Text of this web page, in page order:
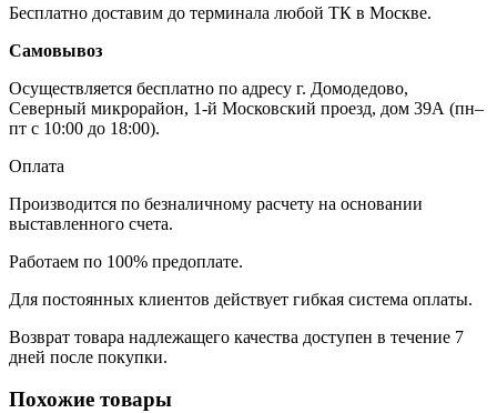
Бесплатно доставим до терминала любой ТК в Москве.
Самовывоз
Осуществляется бесплатно по адресу г. Домодедово,
Северный микрорайон, 1-й Московский проезд, дом 39А (пн–
пт с 10:00 до 18:00).
Оплата
Производится по безналичному расчету на основании
выставленного счета.
Работаем по 100% предоплате.
Для постоянных клиентов действует гибкая система оплаты.
Возврат товара надлежащего качества доступен в течение 7
дней после покупки.
Похожие товары